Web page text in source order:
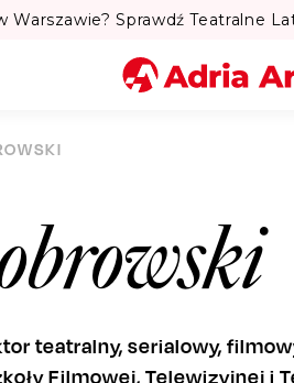
Warszawie? Sprawdź Teatralne
Szukaj
teatralny, serialowy,
Filmowej, Telewizyjnej i